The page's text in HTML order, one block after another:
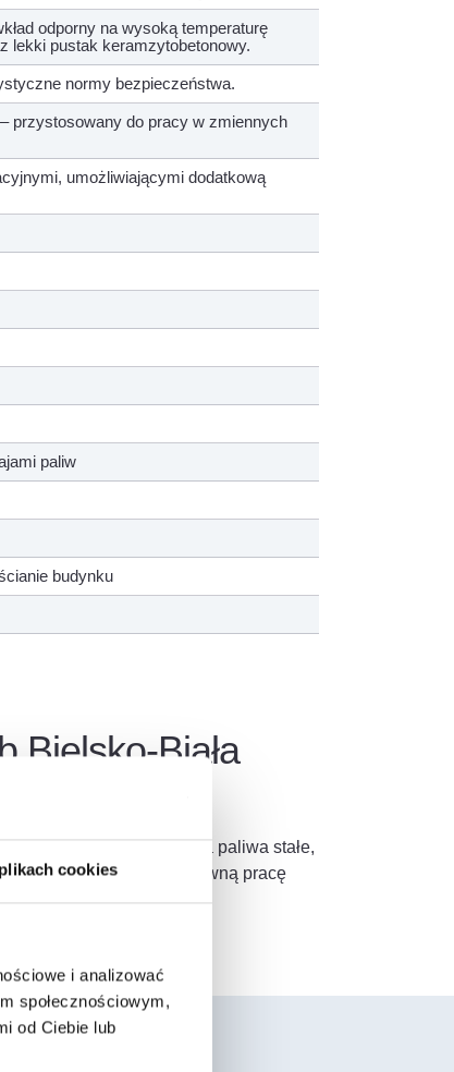
cookies
i analizować
społecznościowym,
od Ciebie lub
odporny na wysoką temperaturę
lekki pustak keramzytobetonowy.
normy bezpieczeństwa.
przystosowany do pracy w zmiennych
umożliwiającymi dodatkową
paliw
budynku
Bielsko-Biała
urządzeń grzewczych na paliwa stałe,
bezpieczną i efektywną pracę